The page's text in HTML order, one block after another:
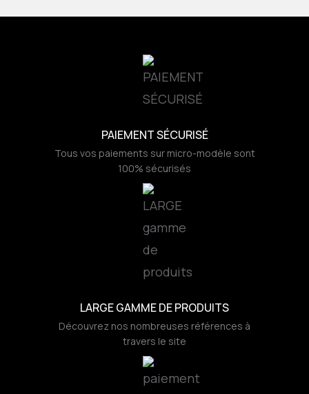
PAIEMENT SÉCURISÉ
Tous vos paiements sur micro-modèle sont
100% sécurisés
LARGE GAMME DE PRODUITS
Découvrez nos nombreuses références à
travers le site